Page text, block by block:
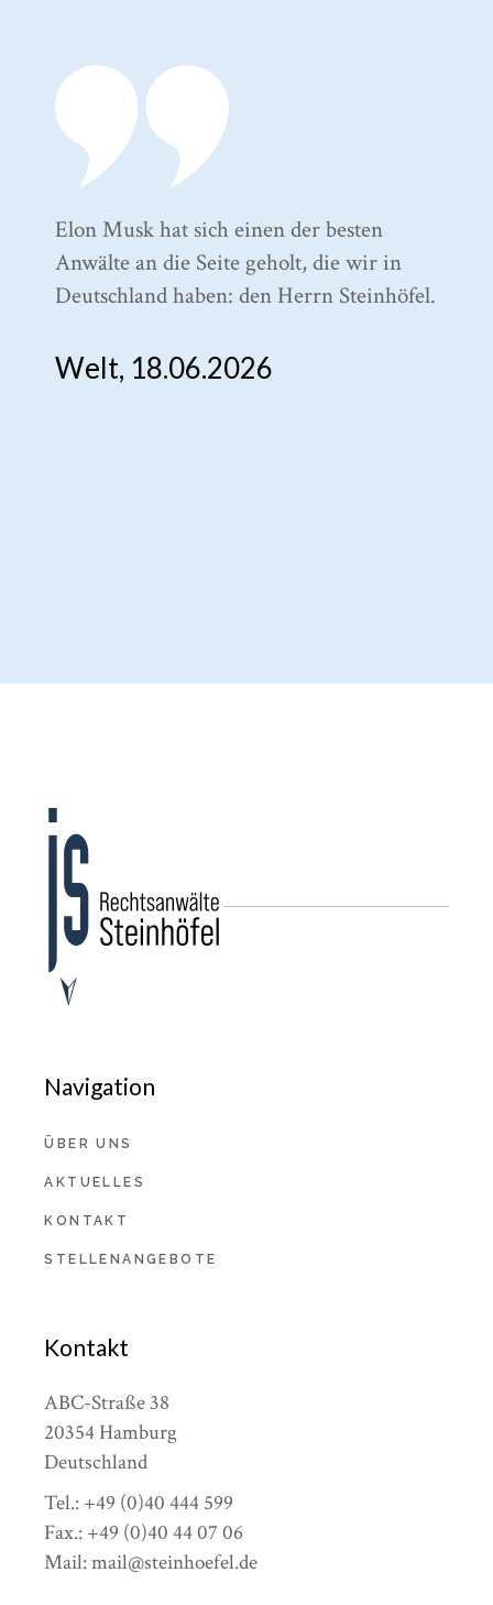
Elon Musk hat sich einen der besten
Anwälte an die Seite geholt, die wir in
Deutschland haben: den Herrn Steinhöfel.
Welt, 18.06.2026
Navigation
ÜBER UNS
AKTUELLES
KONTAKT
STELLENANGEBOTE
Kontakt
ABC-Straße 38
20354 Hamburg
Deutschland
Tel.: +49 (0)40 444 599
Fax.: +49 (0)40 44 07 06
Mail: mail@steinhoefel.de